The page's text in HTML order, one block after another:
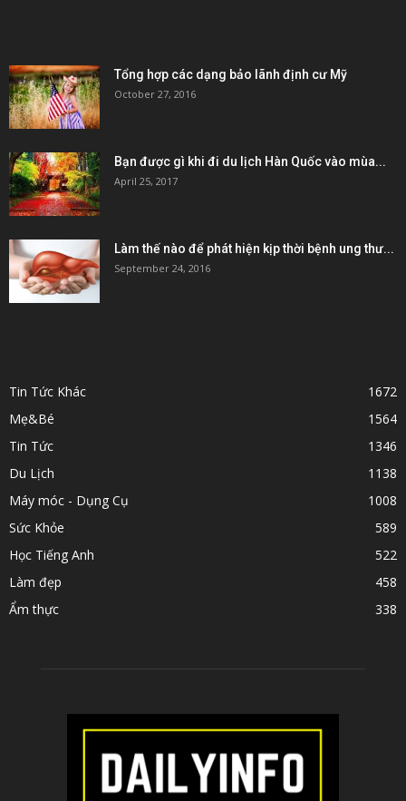
Tổng hợp các dạng bảo lãnh định cư Mỹ
October 27, 2016
Bạn được gì khi đi du lịch Hàn Quốc vào mùa...
April 25, 2017
Làm thế nào để phát hiện kịp thời bệnh ung thư...
September 24, 2016
Tin Tức Khác
1672
Mẹ&Bé
1564
Tin Tức
1346
Du Lịch
1138
Máy móc - Dụng Cụ
1008
Sức Khỏe
589
Học Tiếng Anh
522
Làm đẹp
458
Ẩm thực
338